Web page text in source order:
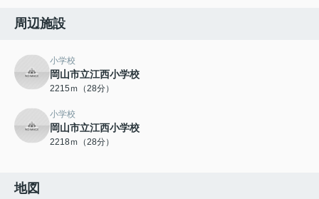
周辺施設
小学校
岡山市立江西小学校
2215ｍ（28分）
小学校
岡山市立江西小学校
2218ｍ（28分）
地図